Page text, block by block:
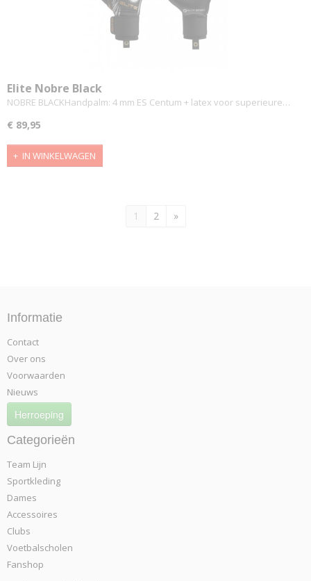
Elite Nobre Black
NOBRE BLACKHandpalm: 4 mm ES Centum + latex voor superieure…
€ 89,95
IN WINKELWAGEN
1 2 »
Informatie
Contact
Over ons
Voorwaarden
Nieuws
Herroeping
Categorieën
Team Lijn
Sportkleding
Dames
Accessoires
Clubs
Voetbalscholen
Fanshop